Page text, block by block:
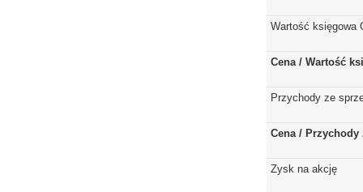
Wartość księgowa
Cena / Wartość
Przychody ze
Cena / Przychody
Zysk na akcję